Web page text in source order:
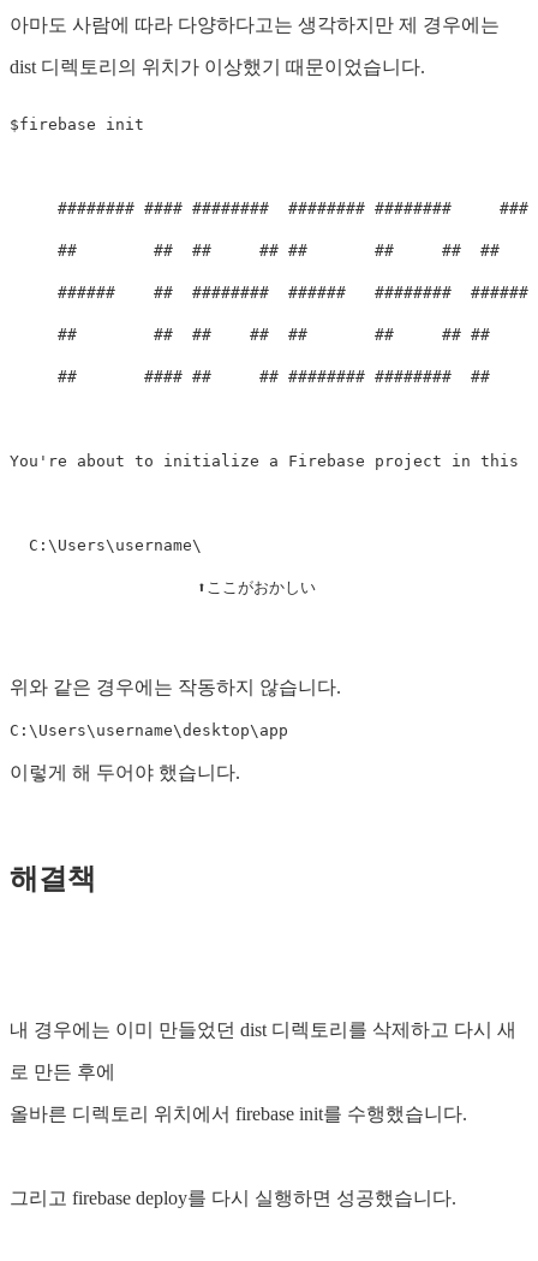
아마도 사람에 따라 다양하다고는 생각하지만 제 경우에는
dist 디렉토리의 위치가 이상했기 때문이었습니다.
$firebase init
######## #### ########  ######## ########     ###
##        ##  ##     ## ##       ##     ##  ##
######    ##  ########  ######   ########
##        ##  ##    ##  ##       ##     ## ##
##       #### ##     ## ######## ########  ##
You're about to initialize a Firebase project in this
  C:\Users\username\
위와 같은 경우에는 작동하지 않습니다.
C:\Users\username\desktop\app
이렇게 해 두어야 했습니다.
해결책
내 경우에는 이미 만들었던 dist 디렉토리를 삭제하고 다시 새
로 만든 후에
올바른 디렉토리 위치에서 firebase init를 수행했습니다.
그리고 firebase deploy를 다시 실행하면 성공했습니다.